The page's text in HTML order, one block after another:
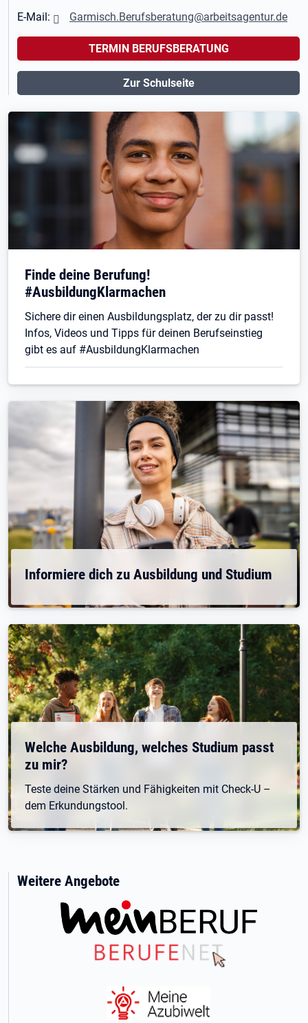
E-Mail: Garmisch.Berufsberatung@arbeitsagentur.de
TERMIN BERUFSBERATUNG
Zur Schulseite
Finde deine Berufung!
#AusbildungKlarmachen
Sichere dir einen Ausbildungsplatz, der zu dir passt!
Infos, Videos und Tipps für deinen Berufseinstieg
gibt es auf #AusbildungKlarmachen
Informiere dich zu Ausbildung und Studium
Welche Ausbildung, welches Studium passt
zu mir?
Teste deine Stärken und Fähigkeiten mit Check-U –
dem Erkundungstool.
Weitere Angebote